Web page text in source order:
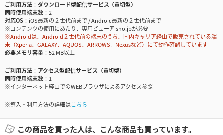
ご利用方法
ダウンロード型配信サービス（買切型）
同時使用端末数
2
対応OS
iOS最新の２世代前まで / Android最新の２世代前まで
※コンテンツの使用にあたり、専用ビューアisho.jpが必要
※Androidは、Android２世代前の端末のうち、国内キャリア経由で販売されている端
末（Xperia、GALAXY、AQUOS、ARROWS、Nexusなど）にて動作確認しています
必要メモリ容量
52 MB以上
ご利用方法
アクセス型配信サービス（買切型）
同時使用端末数
1
※インターネット経由でのWEBブラウザによるアクセス参照
※導入・利用方法の詳細はこちら
この商品を買った人は、こんな商品も買っています。